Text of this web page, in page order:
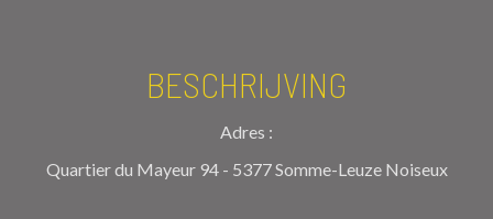
BESCHRIJVING
Adres :
Quartier du Mayeur 94 - 5377 Somme-Leuze Noiseux